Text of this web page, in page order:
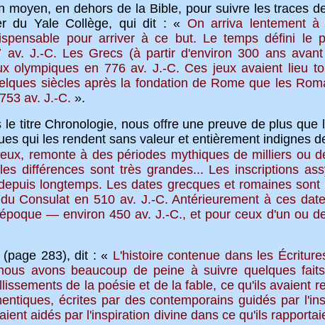
en dehors de la Bible, pour suivre les traces
du Yale Collège, qui dit : « On arriva lentement
pour arriver à ce but. Le temps défini le
av. J.-C. Les Grecs (à partir d'environ 300 ans
olympiques en 776 av. J.-C. Ces jeux avaient lieu
siècles après la fondation de Rome que les
av. J.-C. ».
le titre Chronologie, nous offre une preuve de plus que
qui les rendent sans valeur et entièrement indignes
remonte à des périodes mythiques de milliers ou
différences sont très grandes... Les inscriptions
longtemps. Les dates grecques et romaines
Consulat en 510 av. J.-C. Antérieurement à ces
— environ 450 av. J.-C., et pour ceux d'un ou
283), dit : « L'histoire contenue dans les
avons beaucoup de peine à suivre quelques
de la poésie et de la fable, ce qu'ils avaient
écrites par des contemporains guidés par
aidés par l'inspiration divine dans ce qu'ils